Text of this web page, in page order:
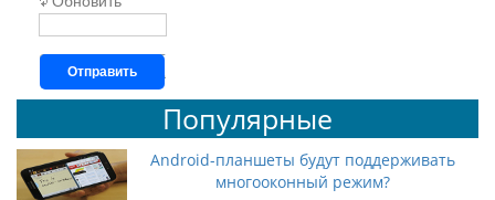
Отправить
Популярные
Android-планшеты будут поддерживать
многооконный режим?